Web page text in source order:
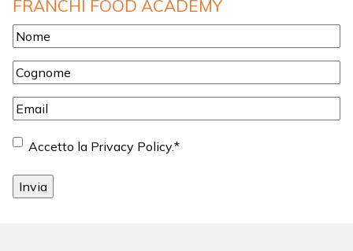
FRANCHI FOOD ACADEMY
Nome*
Cognome*
Email*
Consenso*
Accetto la Privacy Policy.*